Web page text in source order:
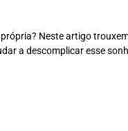
Neste artigo
a descomplicar esse